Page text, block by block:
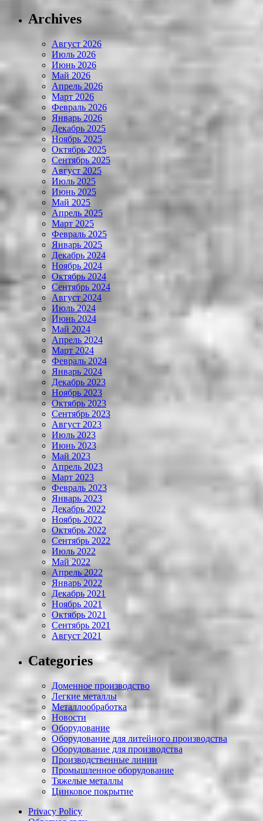
Archives
Август 2026
Июль 2026
Июнь 2026
Май 2026
Апрель 2026
Март 2026
Февраль 2026
Январь 2026
Декабрь 2025
Ноябрь 2025
Октябрь 2025
Сентябрь 2025
Август 2025
Июль 2025
Июнь 2025
Май 2025
Апрель 2025
Март 2025
Февраль 2025
Январь 2025
Декабрь 2024
Ноябрь 2024
Октябрь 2024
Сентябрь 2024
Август 2024
Июль 2024
Июнь 2024
Май 2024
Апрель 2024
Март 2024
Февраль 2024
Январь 2024
Декабрь 2023
Ноябрь 2023
Октябрь 2023
Сентябрь 2023
Август 2023
Июль 2023
Июнь 2023
Май 2023
Апрель 2023
Март 2023
Февраль 2023
Январь 2023
Декабрь 2022
Ноябрь 2022
Октябрь 2022
Сентябрь 2022
Июль 2022
Май 2022
Апрель 2022
Январь 2022
Декабрь 2021
Ноябрь 2021
Октябрь 2021
Сентябрь 2021
Август 2021
Categories
Доменное производство
Легкие металлы
Металлообработка
Новости
Оборудование
Оборудование для литейного производства
Оборудование для производства
Производственные линии
Промышленное оборудование
Тяжелые металлы
Цинковое покрытие
Privacy Policy